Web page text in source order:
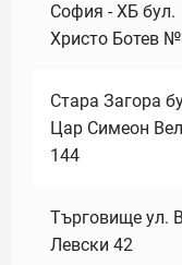
София - ХБ бул.
Христо Ботев
Стара Загора
Цар Симеон
144
Търговище ул.
Левски 42